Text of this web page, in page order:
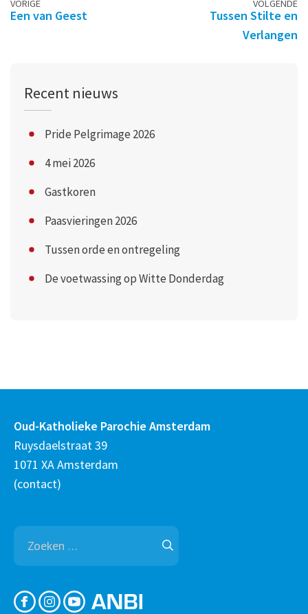
VORIGE
Een van Geest
VOLGENDE
Tussen Stilte en
Verlangen
Recent nieuws
Pride Pelgrimage 2026
4 mei 2026
Gastkoren
Paasvieringen 2026
Tussen orde en ontregeling
De voetwassing op Witte Donderdag
Oud-Katholieke Parochie Amsterdam
Ruysdaelstraat 39
1071 XA Amsterdam
(contact)
Zoeken
naar: